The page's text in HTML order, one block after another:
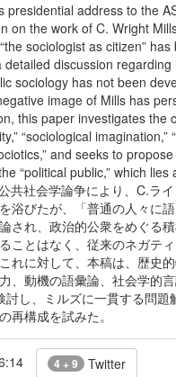
presidential address to the
on the work of C. Wright
sociologist as citizen” has
detailed discussion regarding
sociology has not been
image of Mills has
this paper investigates the
“sociological imagination,”
and seeks to
“political public,” which lies
共社会学論争により、C.ラ
浴びたが、「普通の人々に
され、政治的公衆をめぐる
ことはなく、従来のネガテ
れに対して、本稿は、歴史
、動機の語彙論、社会学的
討し、ミルズに一貫する問題
再構成を試みた。
4 + 9 Twitter